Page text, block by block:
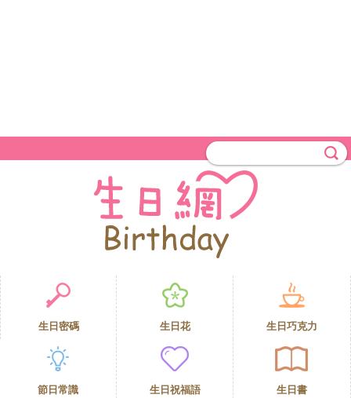
生日密碼 生日花 生日巧克力
節日常識 生日祝福語 生日書